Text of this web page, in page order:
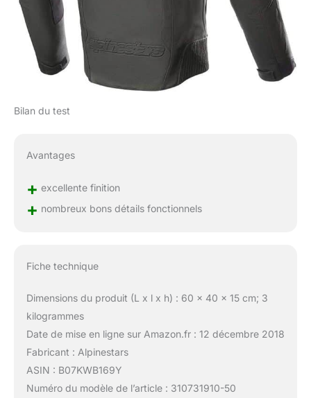
Bilan du test
Avantages
+ excellente finition
+ nombreux bons détails fonctionnels
Fiche technique
Dimensions du produit (L x l x h) : 60 x 40 x 15 cm; 3
kilogrammes
Date de mise en ligne sur Amazon.fr : 12 décembre 2018
Fabricant : Alpinestars
ASIN : B07KWB169Y
Numéro du modèle de l’article : 310731910-50